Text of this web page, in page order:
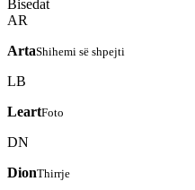
Bisedat
AR
ArtaShihemi së shpejti
LB
LeartFoto
DN
DionThirrje